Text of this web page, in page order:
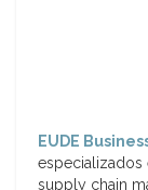
EUDE
especializados
supply chain